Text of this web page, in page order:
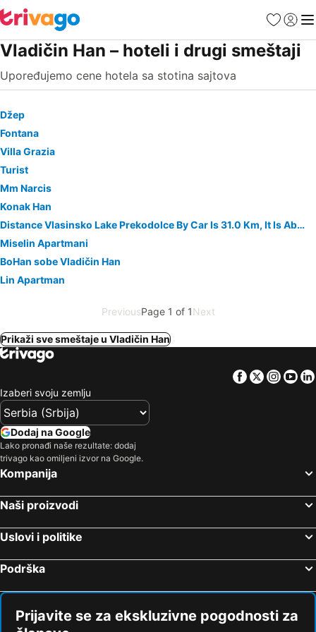
FavoritiPrijavi
Vladičin Han – hoteli i drugi smeštaji
Upoređujemo cene hotela sa stotina sajtova
Džep
Fontana
Villa Grazia
Turist
Mm Narcis
Konak Han
Distance Vlasinsko Lake Prekodolce By Car Is 31.0 Km, It Is About 41 Mins Drive
Miselin Apartmani
BoHan sobe Vladičin Han
Lin Apartman
PreviousPage 1 of 1Next
Prikaži sve smeštaje u Vladičin Han
Facebook
Twitter
Izaberi svoju zemlju
Dodaj na Google
Lako pronađi naše rezultate: dodaj
trivago kao omiljeni izvor na Google.
Kompanija
Naši proizvodi
Uslovi i politike
Podrška
Prijavite se za ekskluzivne pogodnosti za